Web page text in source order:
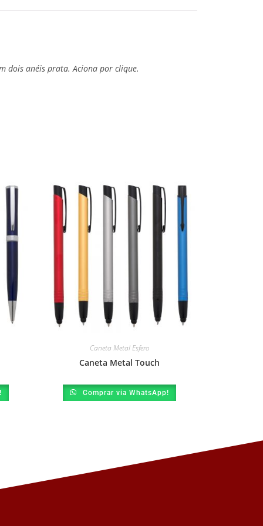
dois anéis prata. Aciona por clique.
Caneta Metal Esfero
Caneta Metal Touch
Comprar via WhatsApp!